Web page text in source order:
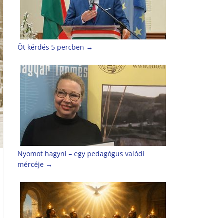
Öt kérdés 5 percben →
Nyomot hagyni – egy pedagógus valódi
mércéje →